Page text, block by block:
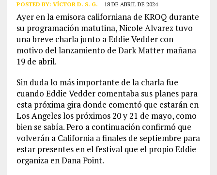
POSTED BY: VÍCTOR D. S. G. 18 DE ABRIL DE 2024
Ayer en la emisora californiana de KROQ durante
su programación matutina, Nicole Alvarez tuvo
una breve charla junto a Eddie Vedder con
motivo del lanzamiento de Dark Matter mañana
19 de abril.
Sin duda lo más importante de la charla fue
cuando Eddie Vedder comentaba sus planes para
esta próxima gira donde comentó que estarán en
Los Angeles los próximos 20 y 21 de mayo, como
bien se sabía. Pero a continuación confirmó que
volverán a California a finales de septiembre para
estar presentes en el festival que el propio Eddie
organiza en Dana Point.